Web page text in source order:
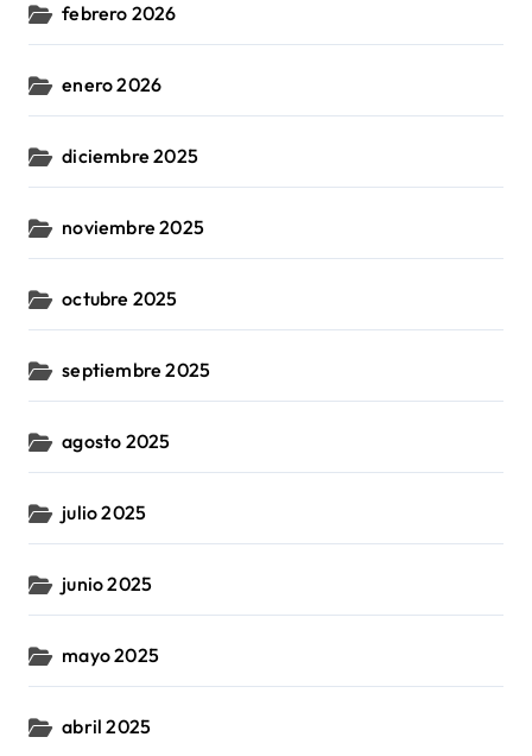
febrero 2026
enero 2026
diciembre 2025
noviembre 2025
octubre 2025
septiembre 2025
agosto 2025
julio 2025
junio 2025
mayo 2025
abril 2025